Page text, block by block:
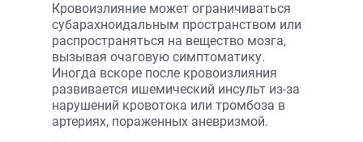
Кровоизлияние может ограничиваться
субарахноидальным пространством или
распространяться на вещество мозга,
вызывая очаговую симптоматику.
Иногда вскоре после кровоизлияния
развивается ишемический инсульт из-за
нарушений кровотока или тромбоза в
артериях, пораженных аневризмой.